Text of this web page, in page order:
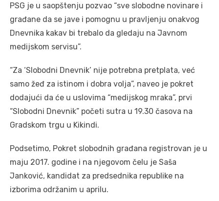
PSG je u saopštenju pozvao “sve slobodne novinare i
građane da se jave i pomognu u pravljenju onakvog
Dnevnika kakav bi trebalo da gledaju na Javnom
medijskom servisu”.
“Za ‘Slobodni Dnevnik’ nije potrebna pretplata, već
samo žeđ za istinom i dobra volja”, naveo je pokret
dodajući da će u uslovima “medijskog mraka”, prvi
“Slobodni Dnevnik” početi sutra u 19.30 časova na
Gradskom trgu u Kikindi.
Podsetimo, Pokret slobodnih građana registrovan je u
maju 2017. godine i na njegovom čelu je Saša
Janković, kandidat za predsednika republike na
izborima održanim u aprilu.